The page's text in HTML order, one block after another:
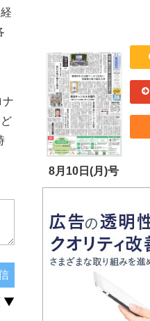
ナ
8月10日(月)号